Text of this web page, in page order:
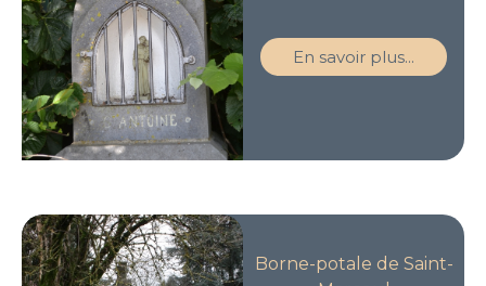
En savoir plus...
Borne-potale de Saint-